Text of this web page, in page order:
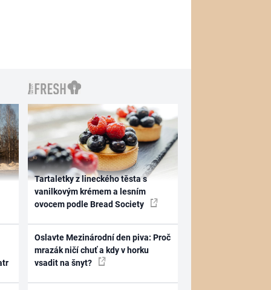
Tartaletky z lineckého těsta s
vanilkovým krémem a lesním
ovocem podle Bread Society
Oslavte Mezinárodní den piva: Proč
mrazák ničí chuť a kdy v horku
vsadit na šnyt?